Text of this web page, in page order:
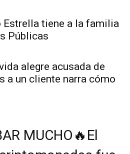
Estrella tiene a la familia
Públicas
alegre acusada de
a un cliente narra cómo
MUCHO🔥El